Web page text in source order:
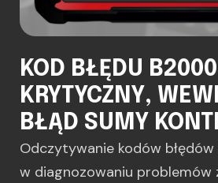
KOD BŁĘDU
KRYTYCZNY,
BŁĄD SUMY
Odczytywanie kodów
w diagnozowaniu problemów